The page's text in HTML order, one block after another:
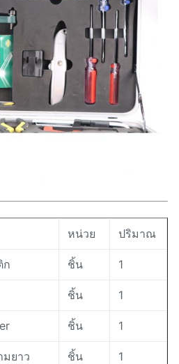
หน่วย ปริมาณ
ก ชิ้น 1
ชิ้น 1
ชิ้น 1
ยาว ชิ้น 1